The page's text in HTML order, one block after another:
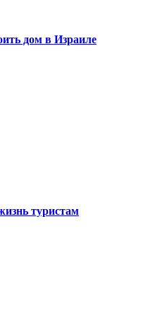
дом в Израиле
туристам